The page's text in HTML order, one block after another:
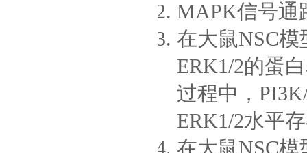
MAPK信号通
在大鼠NSC
ERK1/2的蛋
过程中，
ERK1/2水平
在大鼠NSC